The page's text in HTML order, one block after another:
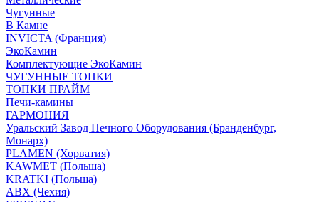
Чугунные
В Камне
INVICTA (Франция)
ЭкоКамин
Комплектующие ЭкоКамин
ЧУГУННЫЕ ТОПКИ
ТОПКИ ПРАЙМ
Печи-камины
ГАРМОНИЯ
Уральский Завод Печного Оборудования (Бранденбург,
Монарх)
PLAMEN (Хорватия)
KAWMET (Польша)
KRATKI (Польша)
ABX (Чехия)